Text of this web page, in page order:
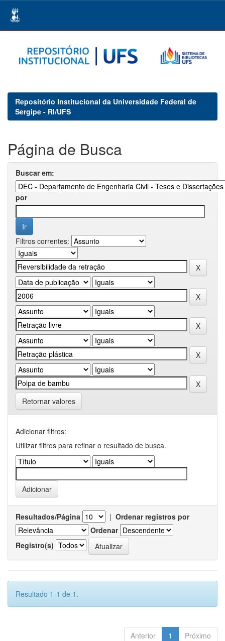
navigation
Repositório Institucional da Universidade Federal de
Sergipe - RI/UFS
Página de Busca
Buscar em:
por
Filtros correntes:
Retornar valores
Adicionar filtros:
Utilizar filtros para refinar o resultado de busca.
Resultados/Página | Ordenar registros por
Ordenar
Registro(s)
Resultado 1-1 de 1.
Anterior 1 Próximo